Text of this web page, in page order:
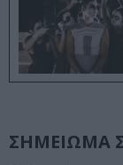
ΣΗΜΕΙΩΜΑ